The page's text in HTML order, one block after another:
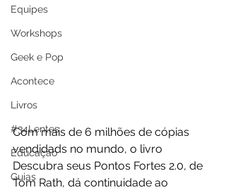
Equipes
Workshops
Geek e Pop
Acontece
Livros
#34Lentes
Educação
Guias
Com mais de 6 milhões de cópias
vendidads no mundo, o livro
Descubra seus Pontos Fortes 2.0, de
Tom Rath, dá continuidade ao